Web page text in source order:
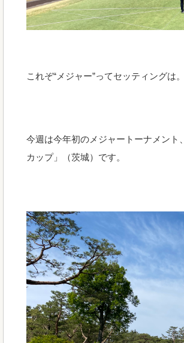
これぞ“メジャー”ってセッティングは。
今週は今年初のメジャートーナメン
カップ」（茨城）です。